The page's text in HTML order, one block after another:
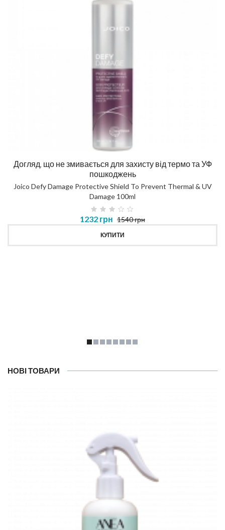
Догляд, що не змивається для захисту від термо та УФ
пошкоджень
Joico Defy Damage Protective Shield To Prevent Thermal & UV
Damage 100ml
1232 грн 1540 грн
КУПИТИ
НОВІ ТОВАРИ